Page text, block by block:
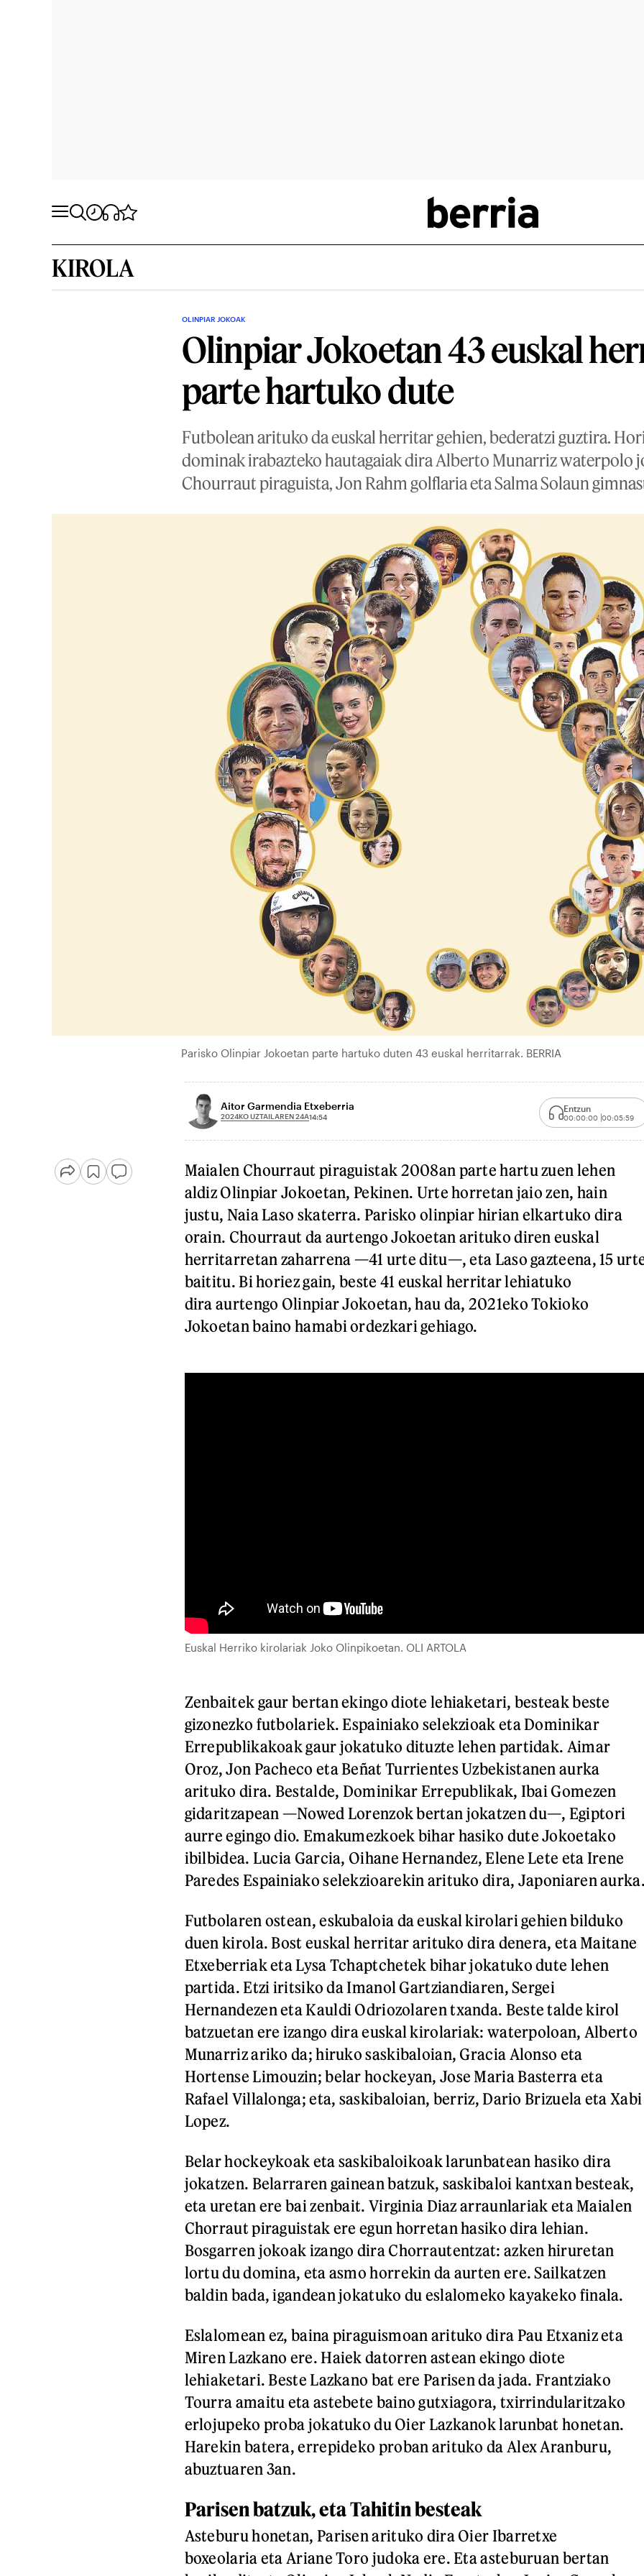
KIROLA
OLINPIAR JOKOAK
Olinpiar Jokoetan 43 euskal
parte hartuko dute
Futbolean arituko da euskal herritar gehien, bederatzi guztira.
dominak irabazteko hautagaiak dira Alberto Munarriz waterpolo
Chourraut piraguista, Jon Rahm golflaria eta Salma Solaun
Parisko Olinpiar Jokoetan parte hartuko duten 43 euskal herritarrak. BERRIA
Aitor Garmendia Etxeberria
2024KO UZTAILAREN 24A14:54
Entzun
00:00:00 00:05:59
Maialen Chourraut piraguistak 2008an parte hartu zuen lehen
aldiz Olinpiar Jokoetan, Pekinen. Urte horretan jaio zen, hain
justu, Naia Laso skaterra. Parisko olinpiar hirian elkartuko dira
orain. Chourraut da aurtengo Jokoetan arituko diren euskal
herritarretan zaharrena —41 urte ditu—, eta Laso gazteena, 15
baititu. Bi horiez gain, beste 41 euskal herritar lehiatuko
dira aurtengo Olinpiar Jokoetan, hau da, 2021eko Tokioko
Jokoetan baino hamabi ordezkari gehiago.
Euskal Herriko kirolariak Joko Olinpikoetan. OLI ARTOLA
Zenbaitek gaur bertan ekingo diote lehiaketari, besteak beste
gizonezko futbolariek. Espainiako selekzioak eta Dominikar
Errepublikakoak gaur jokatuko dituzte lehen partidak. Aimar
Oroz, Jon Pacheco eta Beñat Turrientes Uzbekistanen aurka
arituko dira. Bestalde, Dominikar Errepublikak, Ibai Gomezen
gidaritzapean —Nowed Lorenzok bertan jokatzen du—, Egiptori
aurre egingo dio. Emakumezkoek bihar hasiko dute Jokoetako
ibilbidea. Lucia Garcia, Oihane Hernandez, Elene Lete eta Irene
Paredes Espainiako selekzioarekin arituko dira, Japoniaren
Futbolaren ostean, eskubaloia da euskal kirolari gehien bilduko
duen kirola. Bost euskal herritar arituko dira denera, eta Maitane
Etxeberriak eta Lysa Tchaptchetek bihar jokatuko dute lehen
partida. Etzi iritsiko da Imanol Gartziandiaren, Sergei
Hernandezen eta Kauldi Odriozolaren txanda. Beste talde kirol
batzuetan ere izango dira euskal kirolariak: waterpoloan, Alberto
Munarriz ariko da; hiruko saskibaloian, Gracia Alonso eta
Hortense Limouzin; belar hockeyan, Jose Maria Basterra eta
Rafael Villalonga; eta, saskibaloian, berriz, Dario Brizuela eta Xabi
Lopez.
Belar hockeykoak eta saskibaloikoak larunbatean hasiko dira
jokatzen. Belarraren gainean batzuk, saskibaloi kantxan besteak,
eta uretan ere bai zenbait. Virginia Diaz arraunlariak eta Maialen
Chorraut piraguistak ere egun horretan hasiko dira lehian.
Bosgarren jokoak izango dira Chorrautentzat: azken hiruretan
lortu du domina, eta asmo horrekin da aurten ere. Sailkatzen
baldin bada, igandean jokatuko du eslalomeko kayakeko finala.
Eslalomean ez, baina piraguismoan arituko dira Pau Etxaniz eta
Miren Lazkano ere. Haiek datorren astean ekingo diote
lehiaketari. Beste Lazkano bat ere Parisen da jada. Frantziako
Tourra amaitu eta astebete baino gutxiagora, txirrindularitzako
erlojupeko proba jokatuko du Oier Lazkanok larunbat honetan.
Harekin batera, errepideko proban arituko da Alex Aranburu,
abuztuaren 3an.
Parisen batzuk, eta Tahitin besteak
Asteburu honetan, Parisen arituko dira Oier Ibarretxe
boxeolaria eta Ariane Toro judoka ere. Eta asteburuan bertan